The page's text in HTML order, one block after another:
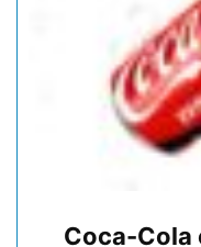
Coca-Cola